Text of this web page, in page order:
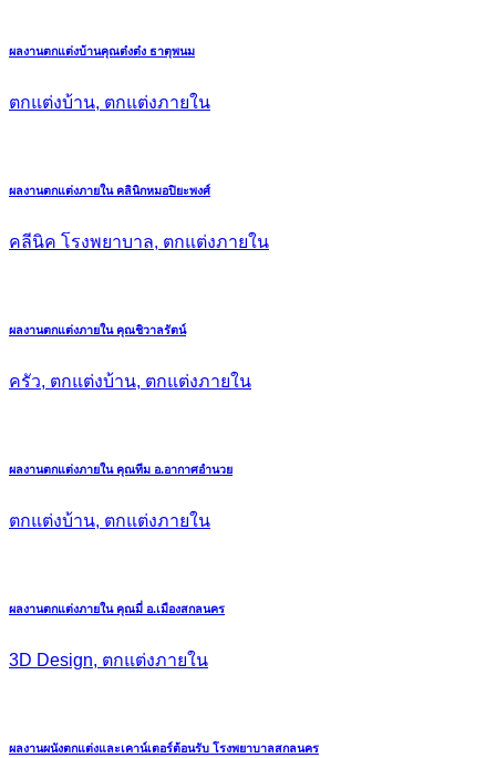
ผลงานตกแต่งบ้านคุณต๋งต๋ง ธาตุพนม
ตกแต่งบ้าน, ตกแต่งภายใน
ผลงานตกแต่งภายใน คลินิกหมอปิยะพงศ์
คลีนิค โรงพยาบาล, ตกแต่งภายใน
ผลงานตกแต่งภายใน คุณชิวาลรัตน์
ครัว, ตกแต่งบ้าน, ตกแต่งภายใน
ผลงานตกแต่งภายใน คุณทีม อ.อากาศอำนวย
ตกแต่งบ้าน, ตกแต่งภายใน
ผลงานตกแต่งภายใน คุณมี่ อ.เมืองสกลนคร
3D Design, ตกแต่งภายใน
ผลงานผนังตกแต่งและเคาน์เตอร์ต้อนรับ โรงพยาบาลสกลนคร